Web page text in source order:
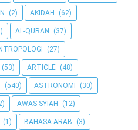
(2) AKIDAH (62)
AL-QURAN (37)
(27)
(53) ARTICLE (48)
(540) ASTRONOMI (30)
AWAS SYIAH (12)
(1) BAHASA ARAB (3)